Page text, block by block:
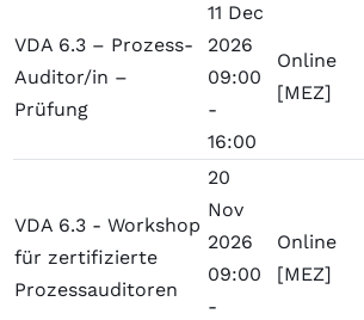
VDA 6.3 – Prozess-
Auditor/in –
Prüfung
11 Dec
2026
09:00
-
16:00
Online
[MEZ]
VDA 6.3 - Workshop
für zertifizierte
Prozessauditoren
20
Nov
2026
09:00
-
Online
[MEZ]